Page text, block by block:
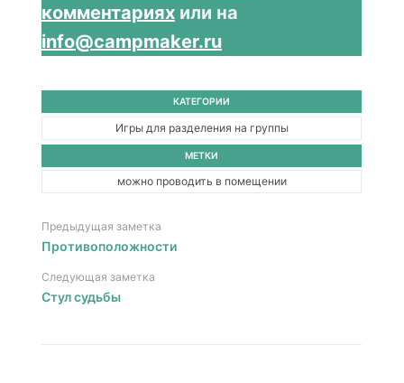
комментарияхили на
info@campmaker.ru
КАТЕГОРИИ
Игры для разделения на группы
МЕТКИ
можно проводить в помещении
Предыдущая заметка
Противоположности
Следующая заметка
Стул судьбы